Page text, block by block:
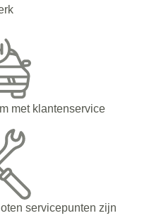
met klantenservice
servicepunten zijn